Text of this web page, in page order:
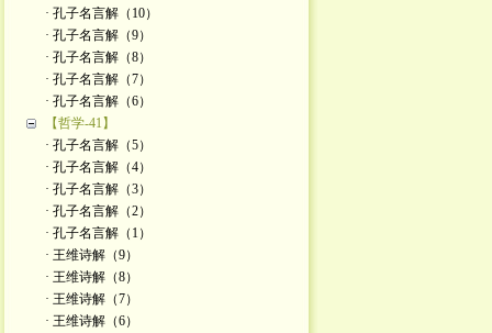
· 孔子名言解（10）
· 孔子名言解（9）
· 孔子名言解（8）
· 孔子名言解（7）
· 孔子名言解（6）
【哲学-41】
· 孔子名言解（5）
· 孔子名言解（4）
· 孔子名言解（3）
· 孔子名言解（2）
· 孔子名言解（1）
· 王维诗解（9）
· 王维诗解（8）
· 王维诗解（7）
· 王维诗解（6）